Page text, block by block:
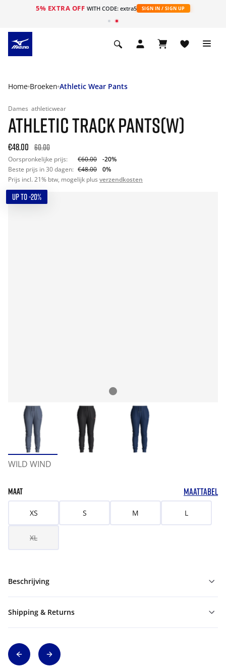
5% EXTRA OFF WITH CODE: extra5 SIGN IN / SIGN UP
Home Broeken Athletic Wear Pants
Dames athleticwear
ATHLETIC TRACK PANTS(W)
€48.00 60.00
Oorspronkelijke prijs: €60.00
-20%
Beste prijs in 30 dagen: €48.00
0%
Prijs incl. 21% btw, mogelijk plus verzendkosten
UP TO -20%
WILD WIND
MAAT MAATTABEL
XS S M L
XL
Beschrijving
Shipping & Returns